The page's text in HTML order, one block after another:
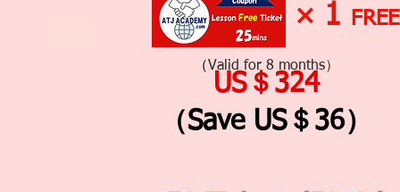
× 1 FREE
（Valid for 8 months）
US＄324
（Save US＄36）